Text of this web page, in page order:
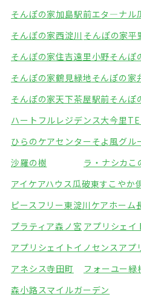
そんぽの家加島駅前エタ―ナル
そんぽの家西淀川 そんぽの家平
そんぽの家住吉遠里小野そんぽ
そんぽの家鶴見緑地そんぽの家
そんぽの家天下茶屋駅前そんぽ
ハートフルレジデンス大今里
ひらのケアセンターそよ風グル
沙羅の樹
ラ・ナシカこ
アイケアハウス瓜破東すこやか
ピースフリー東淀川 ケアホーム
プラティア森ノ宮 アプリシェイ
アプリシェイトイノセンスアプ
アネシス寺田町
フォーユー緑
森小路スマイルガーデン